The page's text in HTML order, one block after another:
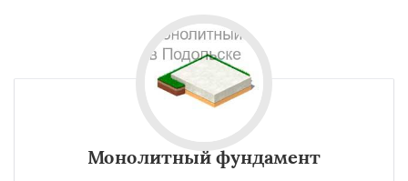
Монолитный фундамент